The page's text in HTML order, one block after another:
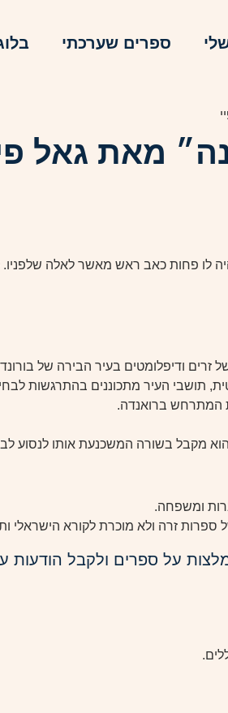
ספרים שערכתי
מאת גאל
לו פחות כאב ראש מאשר לאלה
של זרים ודיפלומטים בעיר הבירה
העיר מתכוננים בהתרגשות
המתרחש ברואנדה.
ומשפחה.
זרה ולא מוכרת לקורא הישראלי
על ספרים ולקבל הודעות